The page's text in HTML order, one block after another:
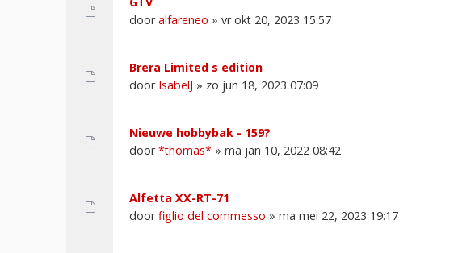
dooralfareneo » vr okt 20, 2023 15:57
Brera Limited s edition
door IsabelJ » zo jun 18, 2023 07:09
Nieuwe hobbybak - 159?
door*thomas* » ma jan 10, 2022 08:42
Alfetta XX-RT-71
doorfiglio del commesso » ma mei 22, 2023 19:17